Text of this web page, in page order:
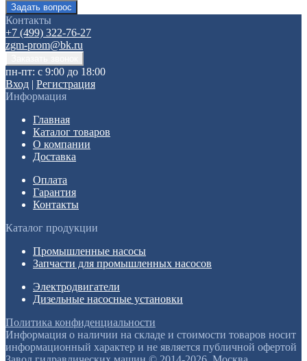
Контакты
+7 (499) 322-76-27
zgm-prom@bk.ru
пн-пт: с 9:00 до 18:00
Вход | Регистрация
Информация
Главная
Каталог товаров
О компании
Доставка
Оплата
Гарантия
Контакты
Каталог продукции
Промышленные насосы
Запчасти для промышленных насосов
Электродвигатели
Дизельные насосные установки
Политика конфиденциальности
Информация о наличии на складе и стоимости товаров носит
информационный характер и не является публичной офертой